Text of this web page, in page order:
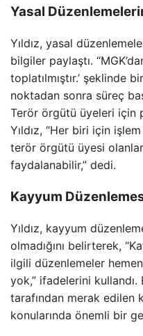
Yasal
Yıldız, yasal
bilgiler paylaştı.
toplatılmıştır.’ şeklinde
noktadan sonra süreç
Terör örgütü üyeleri için
Yıldız, “Her biri için
terör örgütü üyesi
faydalanabilir,” dedi.
Kayyum
Yıldız, kayyum
olmadığını belirterek,
ilgili düzenlemeler
yok,” ifadelerini
tarafından merak edilen
konularında önemli bir